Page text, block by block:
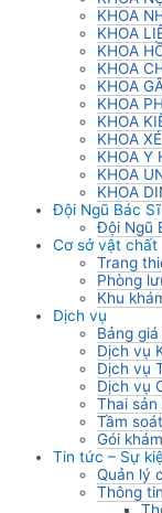
KHOA
KHOA
KHOA
KHOA
KHOA
KHOA
KHOA
KHOA
KHOA Y
KHOA
KHOA
Đội Ngũ Bác Sĩ
Đội Ngũ
Cơ sở vật chất
Trang
Phòng
Khu
Dịch vụ
Bảng
Dịch vụ
Dịch vụ
Dịch vụ
Thai
Tầm
Gói
Tin tức – Sự
Quản lý
Thông